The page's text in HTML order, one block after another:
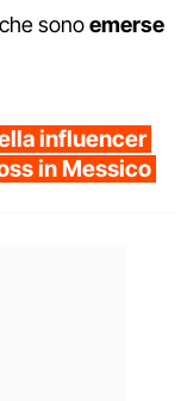
sonoemerse
influencer
in Messico